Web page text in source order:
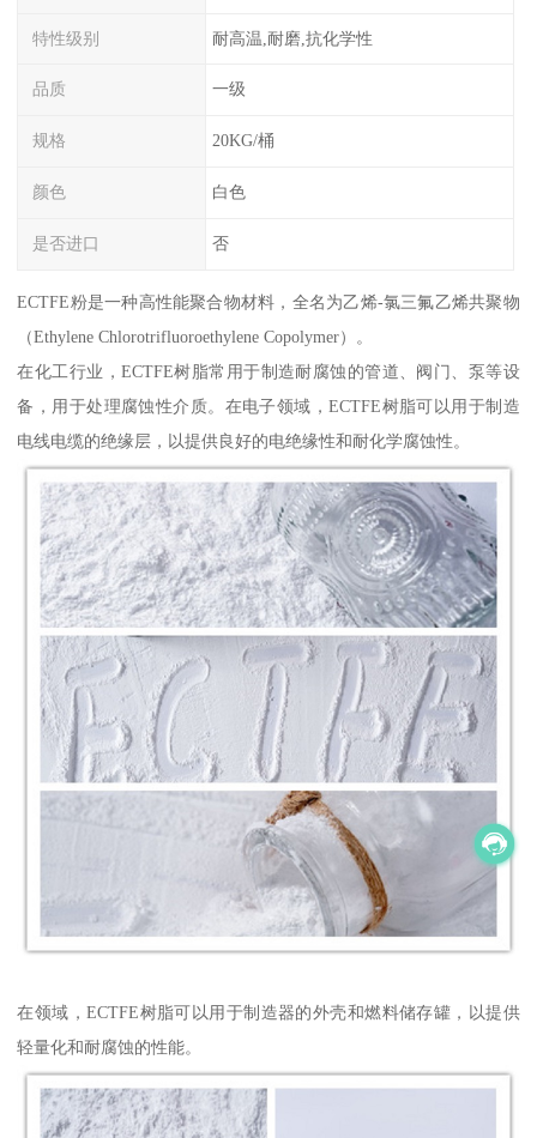
特性级别 耐高温,耐磨,抗化学性
品质 一级
规格 20KG/桶
颜色 白色
是否进口 否
ECTFE粉是一种高性能聚合物材料，全名为乙烯-氯三氟乙烯共聚物
（Ethylene Chlorotrifluoroethylene Copolymer）。
在化工行业，ECTFE树脂常用于制造耐腐蚀的管道、阀门、泵等设
备，用于处理腐蚀性介质。在电子领域，ECTFE树脂可以用于制造
电线电缆的绝缘层，以提供良好的电绝缘性和耐化学腐蚀性。
在领域，ECTFE树脂可以用于制造器的外壳和燃料储存罐，以提供
轻量化和耐腐蚀的性能。